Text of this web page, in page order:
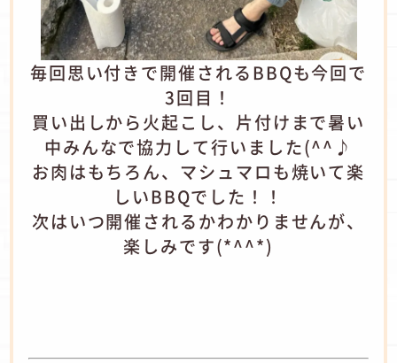
毎回思い付きで開催されるBBQも今回で
3回目！
買い出しから火起こし、片付けまで暑い
中みんなで協力して行いました(^^♪
お肉はもちろん、マシュマロも焼いて楽
しいBBQでした！！
次はいつ開催されるかわかりませんが、
楽しみです(*^^*)